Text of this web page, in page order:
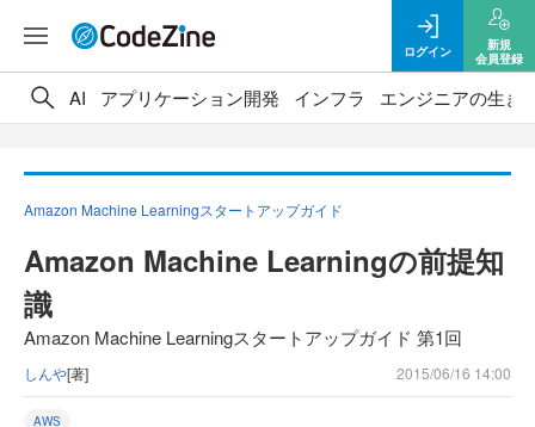
ログイン
新規
会員登録
AI アプリケーション開発 インフラ エンジニアの生き
Amazon Machine Learningスタートアップガイド
Amazon Machine Learningの前提知
識
Amazon Machine Learningスタートアップガイド 第1回
しんや[著] 2015/06/16 14:00
AWS